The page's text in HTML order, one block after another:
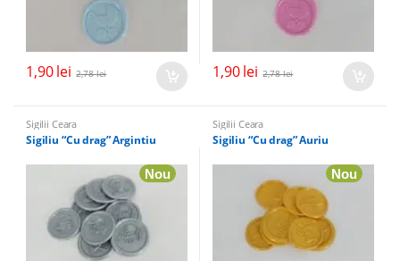
1,90lei 2,78lei 1,90lei 2,78lei
Sigilii Ceara
Sigiliu “Cu drag” Argintiu
Nou
Sigilii Ceara
Sigiliu “Cu drag” Auriu
Nou